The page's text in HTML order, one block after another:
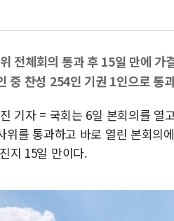
전체회의 통과 후 15일 만에 가
중 찬성 254인 기권 1인으로 통
기자 = 국회는 6일 본회의를 열
위를 통과하고 바로 열린 본회의
지 15일 만이다.